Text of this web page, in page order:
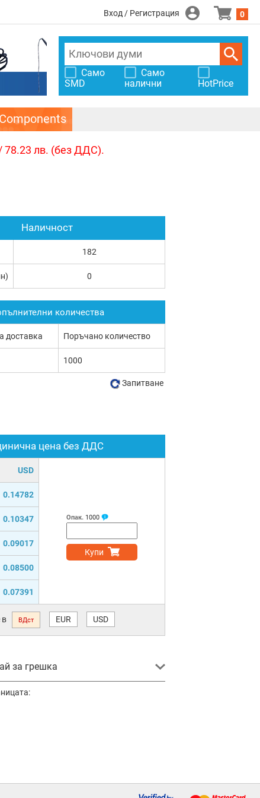
Вход / Регистрация 0
Само
SMD
Само
налични
HotPrice
78.23 лв. (без ДДС).
цена без ДДС
USD
0.14782
0.10347
0.09017
0.08500
0.07391
Опак. 1000
Купи
в ВДст EUR USD
за грешка
Наличност
182
0
количества
доставка Поръчано количество
1000
Запитване